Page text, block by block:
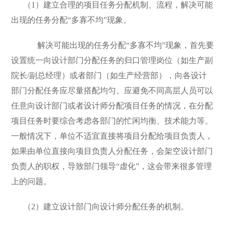
（1）建立合理的项目任务分配机制、流程，解决可能
出现的任务分配“多寡不均”现象。
解决可能出现的任务分配“多寡不均”现象，首先要
设置统一向设计部门分配任务的归口管理岗位（如生产副
院长/副总经理）或者部门（如生产经营部），向各设计
部门分配任务应尽量搭配均匀。应避免不同高层人员可以
任意向设计部门或者设计师分配项目任务的情况，在分配
项目任务时要综合考虑各部门的忙闲均衡、技术能力等。
一般情况下，单位不适宜直接将项目分配给项目负责人，
如果由单位直接向项目负责人分配任务，会架空设计部门
负责人的职权，导致部门领导“虚化”，这会带来很多管理
上的问题。
（2）建立设计部门向设计师分配任务的机制。